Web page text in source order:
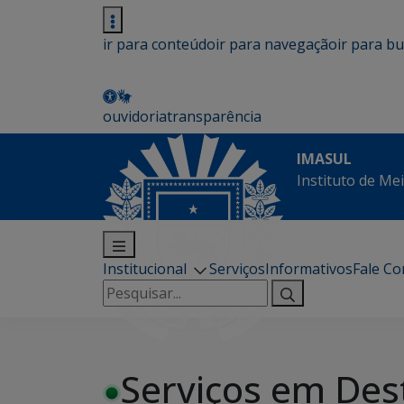
ir para conteúdoir para navegaçãoir para
ouvidoriatransparência
IMASUL
Instituto de
Institucional ServiçosInformativosFale
Pesquisar
por:
Serviços em